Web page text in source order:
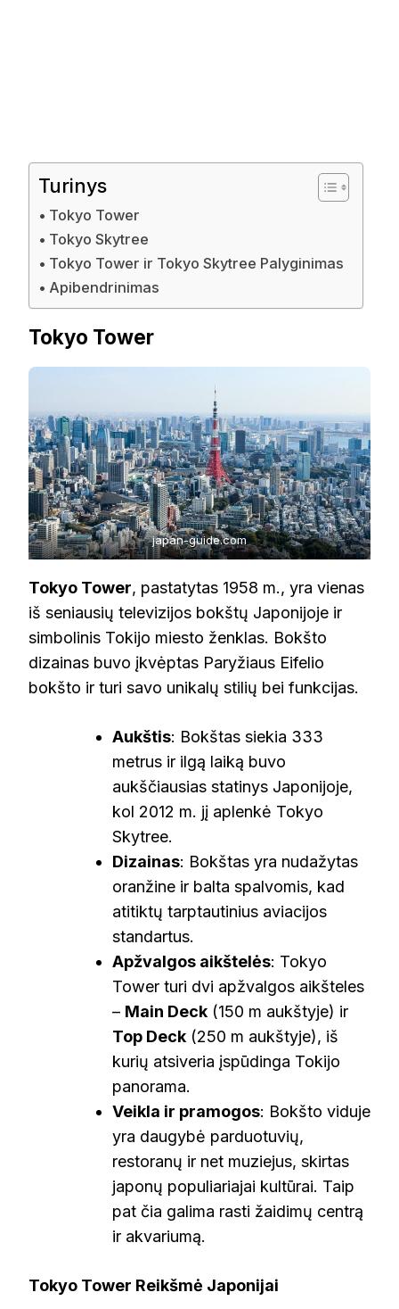
Turinys
Tokyo Tower
Tokyo Skytree
Tokyo Tower ir Tokyo Skytree Palyginimas
Apibendrinimas
Tokyo Tower
japan-guide.com
Tokyo Tower, pastatytas 1958 m., yra vienas
iš seniausių televizijos bokštų Japonijoje ir
simbolinis Tokijo miesto ženklas. Bokšto
dizainas buvo įkvėptas Paryžiaus Eifelio
bokšto ir turi savo unikalų stilių bei funkcijas.
Aukštis: Bokštas siekia 333
metrus ir ilgą laiką buvo
aukščiausias statinys Japonijoje,
kol 2012 m. jį aplenkė Tokyo
Skytree.
Dizainas: Bokštas yra nudažytas
oranžine ir balta spalvomis, kad
atitiktų tarptautinius aviacijos
standartus.
Apžvalgos aikštelės: Tokyo
Tower turi dvi apžvalgos aikšteles
– Main Deck (150 m aukštyje) ir
Top Deck (250 m aukštyje), iš
kurių atsiveria įspūdinga Tokijo
panorama.
Veikla ir pramogos: Bokšto viduje
yra daugybė parduotuvių,
restoranų ir net muziejus, skirtas
japonų populiariajai kultūrai. Taip
pat čia galima rasti žaidimų centrą
ir akvariumą.
Tokyo Tower Reikšmė Japonijai